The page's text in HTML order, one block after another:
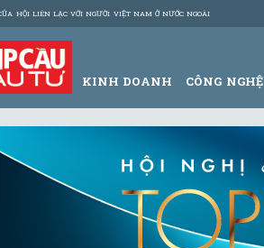
HỘI LIÊN LẠC VỚI NGƯỜI VIỆT NAM Ở NƯỚC NGOÀI
KINH DOANH CÔNG NGHỆ